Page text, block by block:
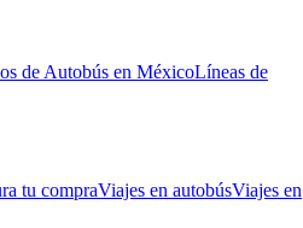
de Autobús en MéxicoLíneas de
tu compraViajes en autobúsViajes en